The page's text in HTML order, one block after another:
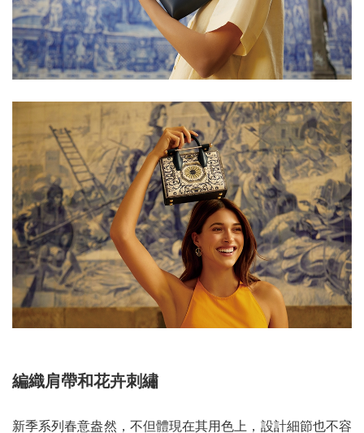
編織肩帶和花卉刺繡
新季系列春意盎然，不但體現在其用色上，設計細節也不容